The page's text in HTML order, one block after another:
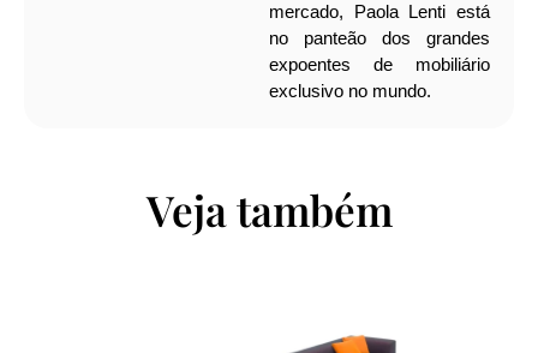
mercado, Paola Lenti está
no panteão dos grandes
expoentes de mobiliário
exclusivo no mundo.
Veja também